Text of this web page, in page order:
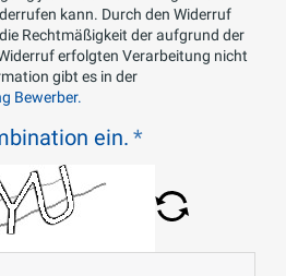
kann. Durch den Widerruf
Rechtmäßigkeit der aufgrund der
erfolgten Verarbeitung nicht
gibt es in der
Bewerber.
ein.